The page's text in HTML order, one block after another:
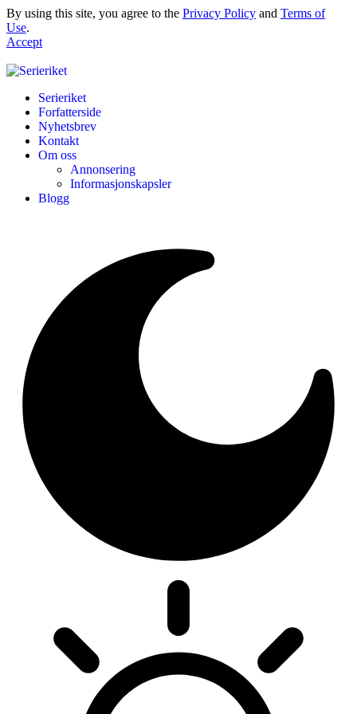
By using this site, you agree to the Privacy Policy and Terms of
Use.
Accept
Serieriket
Forfatterside
Nyhetsbrev
Kontakt
Om oss
Annonsering
Informasjonskapsler
Blogg